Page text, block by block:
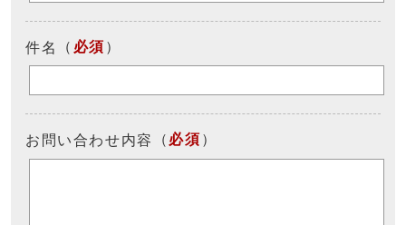
件名 （ 必須 ）
お問い合わせ内容 （ 必須 ）